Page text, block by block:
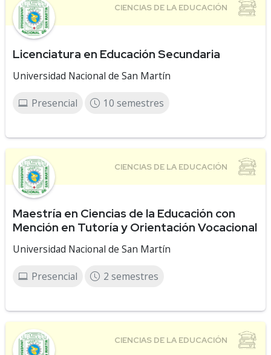
Licenciatura en Educación Secundaria
Universidad Nacional de San Martín
Presencial 10 semestres
Maestría en Ciencias de la Educación con
Mención en Tutoría y Orientación Vocacional
Universidad Nacional de San Martín
Presencial 2 semestres